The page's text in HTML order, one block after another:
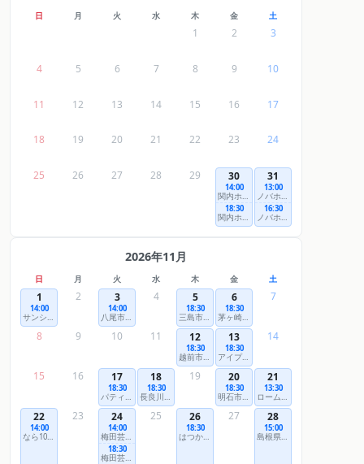
日 月 火 水 木 金 土
1 2 3
4 5 6 7 8 9 10
11 12 13 14 15 16 17
18 19 20 21 22 23 24
25 26 27 28 29 30
14:00
関内ホール 大ホール
18:30
関内ホール 大ホール
31
13:00
ノバホール
16:30
ノバホール
2026年11月
日 月 火 水 木 金 土
1
14:00
サンシティホール 大ホール
2 3
14:00
八尾市文化会館プリズムホール 大ホール
4 5
18:30
三島市民文化会館 ゆぅゆぅホール 大ホール
6
18:30
茅ヶ崎市民文化会館 大ホール
7
8 9 10 11 12
18:30
越前市文化センター 大ホール
13
18:30
アイプラザ豊橋 講堂
14
15 16 17
18:30
パティオ池鯉鮒（知立市文化会館） かきつばたホール
18
18:30
長良川国際会議場 メインホール
19 20
18:30
明石市立市民会館 大ホール
21
13:30
ロームシアター京都 メインホール
22
14:00
なら100年会館 大ホール
23 24
14:00
梅田芸術劇場 メインホール
18:30
梅田芸術劇場 メインホール
25 26
18:30
はつかいち文化ホールウッドワンさくらぴあ 大ホール
27 28
15:00
島根県芸術文化センター「グラントワ」大ホール